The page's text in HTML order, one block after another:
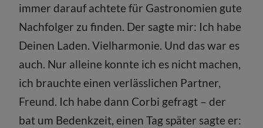
immer darauf achtete für Gastronomien gute
Nachfolger zu finden. Der sagte mir: Ich habe
Deinen Laden. Vielharmonie. Und das war es
auch. Nur alleine konnte ich es nicht machen,
ich brauchte einen verlässlichen Partner,
Freund. Ich habe dann Corbi gefragt – der
bat um Bedenkzeit, einen Tag später sagte er: